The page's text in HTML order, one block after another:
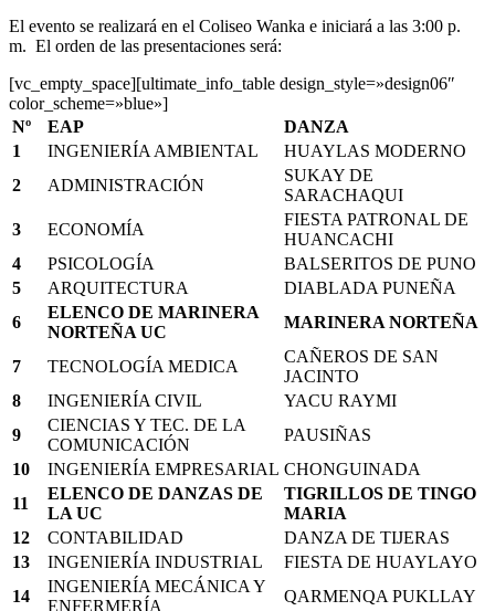
El evento se realizará en el Coliseo Wanka e iniciará a las 3:00 p.
m. El orden de las presentaciones será:
[vc_empty_space][ultimate_info_table design_style=»design06″
color_scheme=»blue»]
Nº
EAP
DANZA
1
INGENIERÍA AMBIENTAL
HUAYLAS MODERNO
2
ADMINISTRACIÓN
SUKAY DE
SARACHAQUI
3
ECONOMÍA
FIESTA PATRONAL DE
HUANCACHI
4
PSICOLOGÍA
BALSERITOS DE PUNO
5
ARQUITECTURA
DIABLADA PUNEÑA
6
ELENCO DE MARINERA
NORTEÑA UC
MARINERA NORTEÑA
7 TECNOLOGÍA MEDICA
CAÑEROS DE SAN
JACINTO
8
INGENIERÍA CIVIL
YACU RAYMI
9
CIENCIAS Y TEC. DE LA
COMUNICACIÓN
PAUSIÑAS
10
INGENIERÍA EMPRESARIAL CHONGUINADA
11
ELENCO DE DANZAS DE
LA UC
TIGRILLOS DE TINGO
MARIA
12
CONTABILIDAD
DANZA DE TIJERAS
13
INGENIERÍA INDUSTRIAL
FIESTA DE HUAYLAYO
14
INGENIERÍA MECÁNICA Y
ENFERMERÍA
QARMENQA PUKLLAY